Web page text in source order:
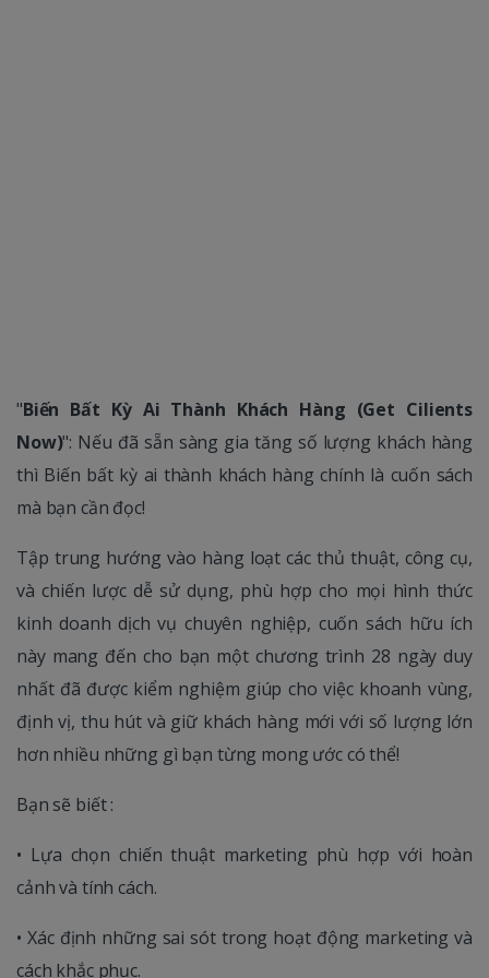
"Biến Bất Kỳ Ai Thành Khách Hàng (Get Cilients
Now)": Nếu đã sẵn sàng gia tăng số lượng khách hàng
thì Biến bất kỳ ai thành khách hàng chính là cuốn sách
mà bạn cần đọc!
Tập trung hướng vào hàng loạt các thủ thuật, công cụ,
và chiến lược dễ sử dụng, phù hợp cho mọi hình thức
kinh doanh dịch vụ chuyên nghiệp, cuốn sách hữu ích
này mang đến cho bạn một chương trình 28 ngày duy
nhất đã được kiểm nghiệm giúp cho việc khoanh vùng,
định vị, thu hút và giữ khách hàng mới với số lượng lớn
hơn nhiều những gì bạn từng mong ước có thể!
Bạn sẽ biết :
• Lựa chọn chiến thuật marketing phù hợp với hoàn
cảnh và tính cách.
• Xác định những sai sót trong hoạt động marketing và
cách khắc phục.